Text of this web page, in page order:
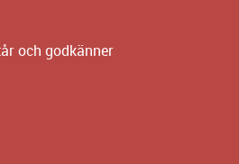
och godkänner